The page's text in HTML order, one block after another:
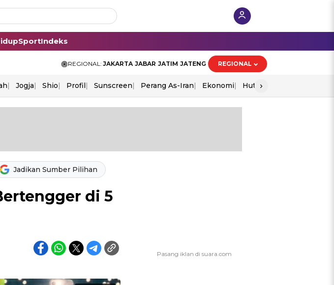
SportIndeks
REGIONAL: JAKARTA JABAR JATIM JATENG REGIONAL
Jogja Shio Profil Sunscreen Perang As-Iran Ekonomi Hut Ri
›
Jadikan Sumber Pilihan
di 5